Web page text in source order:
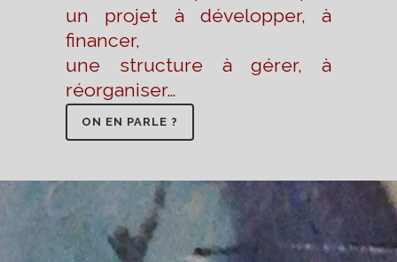
un projet à développer, à
financer,
une structure à gérer, à
réorganiser…
ON EN PARLE ?